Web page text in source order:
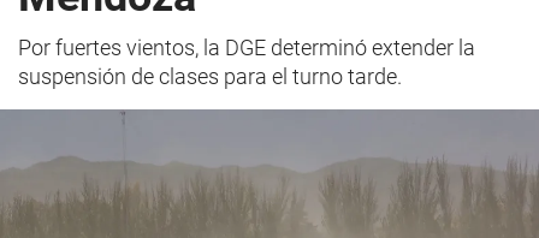
Por fuertes vientos, la DGE determinó extender la
suspensión de clases para el turno tarde.